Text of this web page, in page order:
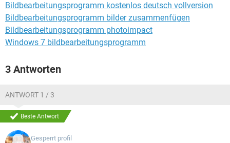
Bildbearbeitungsprogramm kostenlos deutsch vollversion
Bildbearbeitungsprogramm bilder zusammenfügen
Bildbearbeitungsprogramm photoimpact
Windows 7 bildbearbeitungsprogramm
3 Antworten
ANTWORT 1 / 3
Beste Antwort
Gesperrt profil